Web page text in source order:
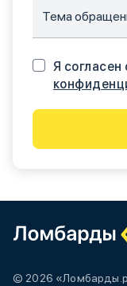
Тема
Я согласен
© 2026